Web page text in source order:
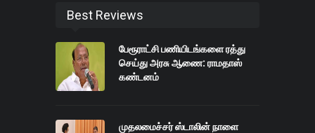
Best Reviews
பேரூராட்சி பணியிடங்களை ரத்து
செய்து அரசு ஆணை: ராமதாஸ்
கண்டனம்
முதலமைச்சர் ஸ்டாலின் நாளை